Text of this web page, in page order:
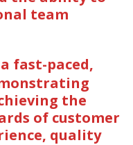
team
fast-paced,
the
of customer
quality